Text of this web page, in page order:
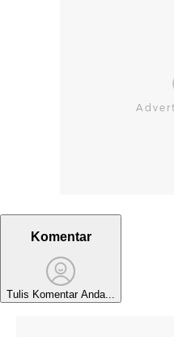
Komentar
Tulis Komentar Anda...